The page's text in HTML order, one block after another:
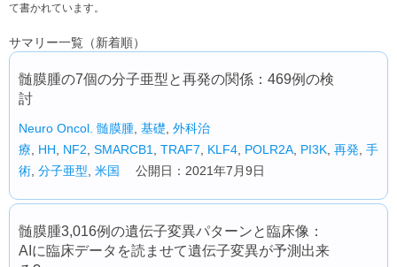
て書かれています。
サマリー一覧（新着順）
髄膜腫の7個の分子亜型と再発の関係：469例の検
討
Neuro Oncol. 髄膜腫 基礎 外科治
療
HH NF2 SMARCB1 TRAF7 KLF4 POLR2A PI3K 再発 手
術 分子亜型 米国 公開日：2021年7月9日
髄膜腫3,016例の遺伝子変異パターンと臨床像：
AIに臨床データを読ませて遺伝子変異が予測出来